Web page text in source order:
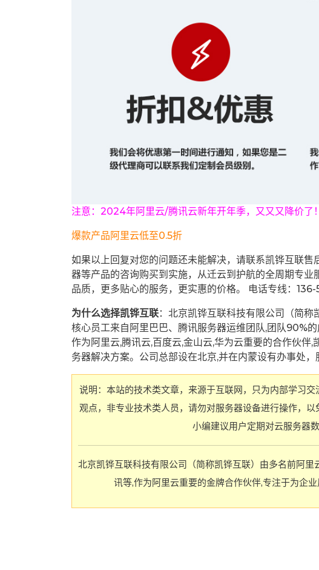
注意：2024年阿里云/腾讯云新年开年季，又又又降价了
爆款产品阿里云低至0.5折
如果以上回复对您的问题还未能解决，请联系凯铧互联
器等产品的咨询购买到实施，从迁云到护航的全周期专
品质，更多贴心的服务，更实惠的价格。 电话专线：
为什么选择凯铧互联：北京凯铧互联科技有限公司（简
核心员工来自阿里巴巴、腾讯服务器运维团队,团队90%
作为阿里云,腾讯云,百度云,金山云,华为云重要的合作伙伴
务器解决方案。公司总部设在北京,并在内蒙设有办事处，
说明：本站的技术类文章，来源于互联网，只为内部学习
观点，非专业技术类人员，请勿对服务器设备进行操作，
小编建议用户定期对云服务器
北京凯铧互联科技有限公司（简称凯铧互联）由多名前阿
讯等,作为阿里云重要的金牌合作伙伴,专注于为企